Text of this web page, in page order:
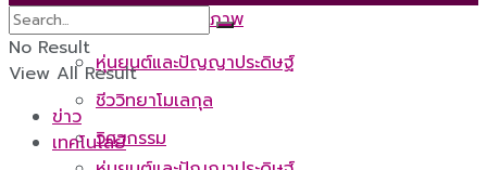
วิทยาศาสตร์สุขภาพ
ชีววิทยาโมเลกุล
หุ่นยนต์และปัญญาประดิษฐ์
วิศวกรรม
No Result
View All Result
ข่าว
เทคโนโลยี